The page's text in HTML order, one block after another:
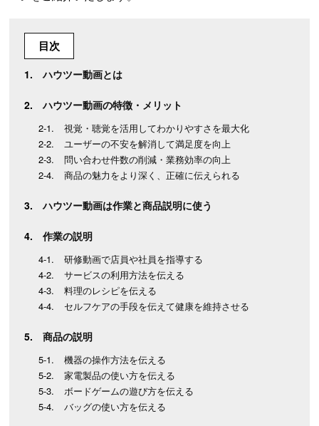
目次
ハウツー動画とは
ハウツー動画の特徴・メリット
視覚・聴覚を活用してわかりやすさを最大化
ユーザーの不安を解消して満足度を向上
問い合わせ件数の削減・業務効率の向上
商品の魅力をより深く、正確に伝えられる
ハウツー動画は作業と商品説明に使う
作業の説明
研修動画で店員や社員を指導する
サービスの利用方法を伝える
料理のレシピを伝える
セルフケアの手段を伝えて健康を維持させる
商品の説明
機器の操作方法を伝える
家電製品の使い方を伝える
ボードゲームの遊び方を伝える
バッグの使い方を伝える